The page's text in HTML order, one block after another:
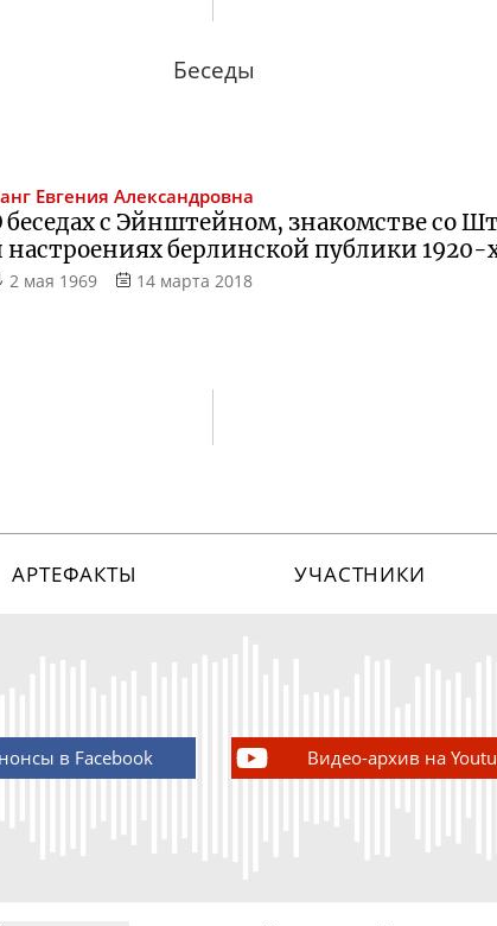
Беседы
Евгения Александровна
беседах с Эйнштейном, знакомстве со
настроениях берлинской публики1920-
2 мая 1969 14 марта 2018
АРТЕФАКТЫ УЧАСТНИКИ
в Facebook Видео-архив на